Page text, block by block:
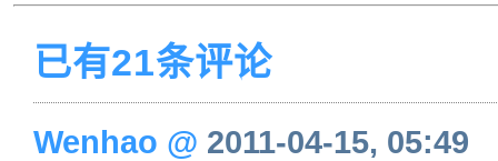
已有21条评论
Wenhao @ 2011-04-15, 05:49